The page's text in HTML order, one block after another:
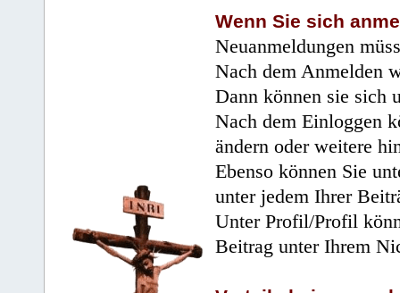
Wenn Sie sich
Neuanmeldungen
Nach dem Anmelden
Dann können sie sich
Nach dem Einloggen
ändern oder weitere
Ebenso können Sie
unter jedem Ihrer
Unter Profil/Profil
Beitrag unter Ihrem